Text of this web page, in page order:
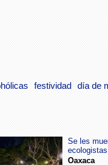
festividad día de
Se les
Oaxaca